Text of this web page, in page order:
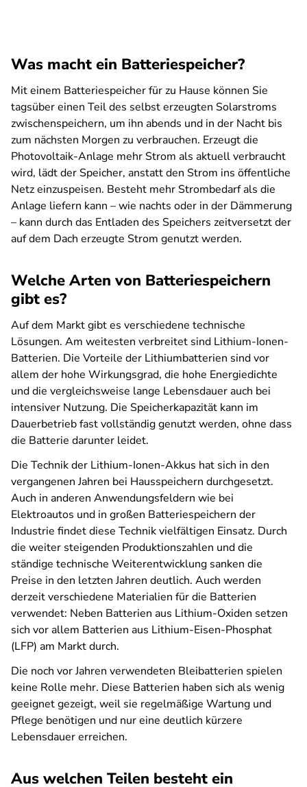
Was macht ein Batteriespeicher?
Mit einem Batteriespeicher für zu Hause können Sie
tagsüber einen Teil des selbst erzeugten Solarstroms
zwischenspeichern, um ihn abends und in der Nacht bis
zum nächsten Morgen zu verbrauchen. Erzeugt die
Photovoltaik-Anlage mehr Strom als aktuell verbraucht
wird, lädt der Speicher, anstatt den Strom ins öffentliche
Netz einzuspeisen. Besteht mehr Strombedarf als die
Anlage liefern kann – wie nachts oder in der Dämmerung
– kann durch das Entladen des Speichers zeitversetzt der
auf dem Dach erzeugte Strom genutzt werden.
Welche Arten von Batteriespeichern
gibt es?
Auf dem Markt gibt es verschiedene technische
Lösungen. Am weitesten verbreitet sind Lithium-Ionen-
Batterien. Die Vorteile der Lithiumbatterien sind vor
allem der hohe Wirkungsgrad, die hohe Energiedichte
und die vergleichsweise lange Lebensdauer auch bei
intensiver Nutzung. Die Speicherkapazität kann im
Dauerbetrieb fast vollständig genutzt werden, ohne dass
die Batterie darunter leidet.
Die Technik der Lithium-Ionen-Akkus hat sich in den
vergangenen Jahren bei Hausspeichern durchgesetzt.
Auch in anderen Anwendungsfeldern wie bei
Elektroautos und in großen Batteriespeichern der
Industrie findet diese Technik vielfältigen Einsatz. Durch
die weiter steigenden Produktionszahlen und die
ständige technische Weiterentwicklung sanken die
Preise in den letzten Jahren deutlich. Auch werden
derzeit verschiedene Materialien für die Batterien
verwendet: Neben Batterien aus Lithium-Oxiden setzen
sich vor allem Batterien aus Lithium-Eisen-Phosphat
(LFP) am Markt durch.
Die noch vor Jahren verwendeten Bleibatterien spielen
keine Rolle mehr. Diese Batterien haben sich als wenig
geeignet gezeigt, weil sie regelmäßige Wartung und
Pflege benötigen und nur eine deutlich kürzere
Lebensdauer erreichen.
Aus welchen Teilen besteht ein